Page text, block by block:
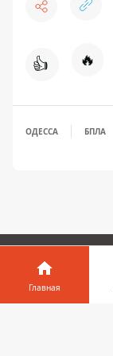
👍 🔥
ОДЕССА БПЛА
Главная